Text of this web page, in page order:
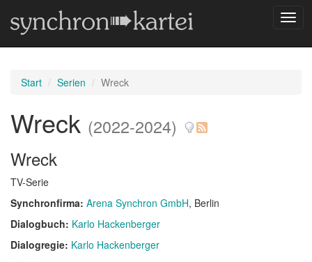
Start Serien Wreck
Wreck (2022-2024)
Wreck
TV-Serie
Synchronfirma: Arena Synchron GmbH, Berlin
Dialogbuch: Karlo Hackenberger
Dialogregie: Karlo Hackenberger